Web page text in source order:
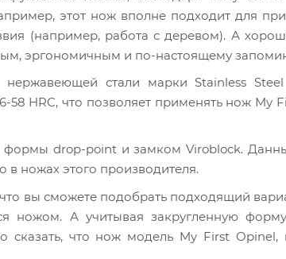
этот нож вполне подходит для
(например, работа с деревом). А
эргономичным и по-настоящему
стали марки Stainless Steel
58 HRC, что позволяет применять нож My
drop-point и замком Viroblock.
ножах этого производителя.
вы сможете подобрать подходящий
ножом. А учитывая закругленную
что нож модель My First Opinel,